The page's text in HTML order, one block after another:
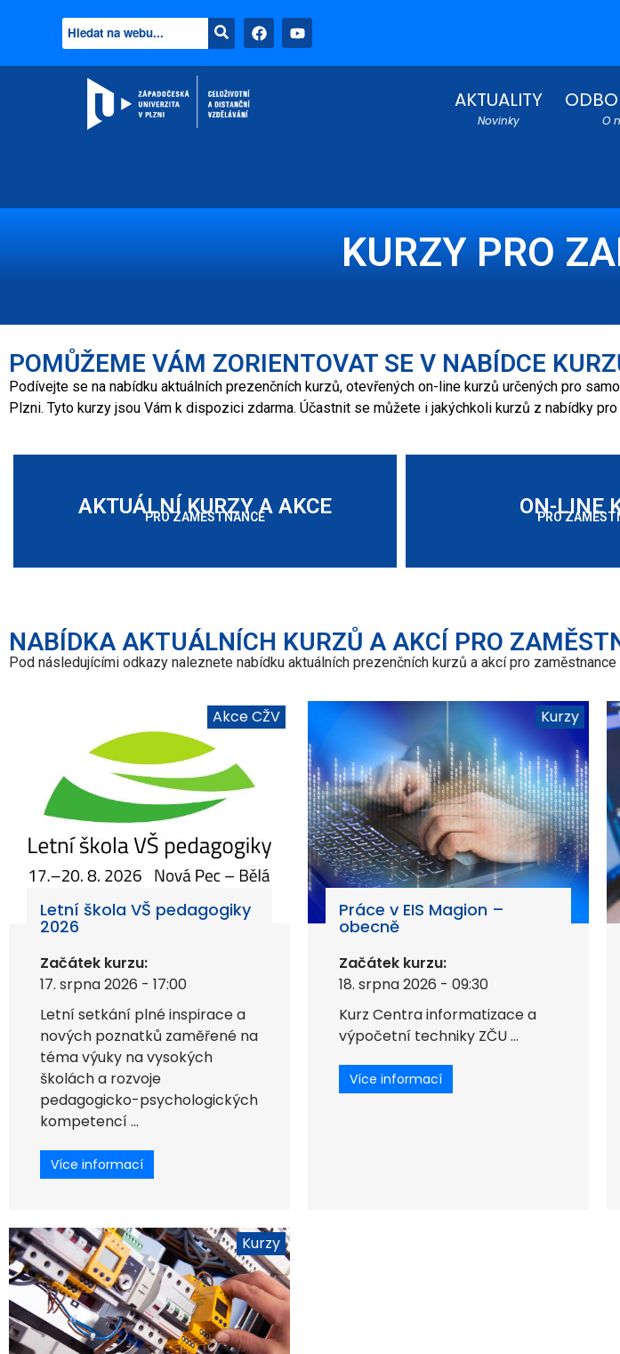
AKTUALITY
Novinky O
KURZY PRO
POMŮŽEME VÁM ZORIENTOVAT SE V NABÍDCE
Podívejte se na nabídku aktuálních prezenčních kurzů, otevřených on-line kurzů určených pro
Plzni. Tyto kurzy jsou Vám k dispozici zdarma. Účastnit se můžete i jakýchkoli kurzů z nabídky
AKTUÁLNÍ KURZY A AKCE
PRO ZAMĚSTNANCE ON-LINE
PRO
NABÍDKA AKTUÁLNÍCH KURZŮ A AKCÍ PRO
Pod následujícími odkazy naleznete nabídku aktuálních prezenčních kurzů a akcí pro zaměstnance
Akce CŽV
Letní škola VŠ pedagogiky
2026
Začátek kurzu:
17. srpna 2026 - 17:00
Letní setkání plné inspirace a
nových poznatků zaměřené na
téma výuky na vysokých
školách a rozvoje
pedagogicko-psychologických
kompetencí ...
Více informací
Kurzy
Práce v EIS Magion –
obecně
Začátek kurzu:
18. srpna 2026 - 09:30
Kurz Centra informatizace a
výpočetní techniky ZČU ...
Více informací
Kurzy